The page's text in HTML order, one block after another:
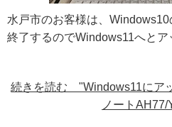
水戸市のお客様は、
終了するのでWindows11へと
続きを読む "Windows11にア
ノートAH77/